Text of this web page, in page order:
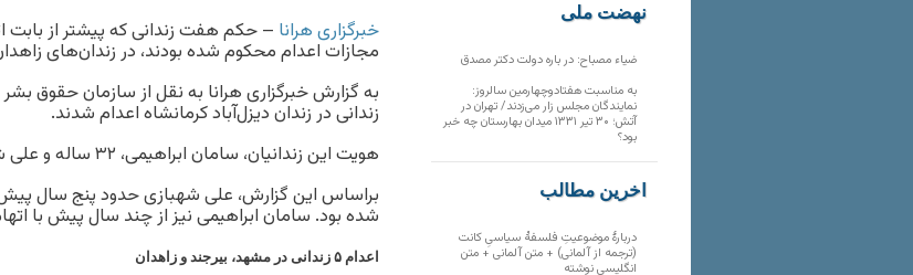
خبرگزاری هرانا – حکم هفت زندانی که پیشتر از بابت
مجازات اعدام محکوم شده بودند، در زندان‌های
زندانی در زندان دیزل‌آباد کرمانشاه اعدام شدند.
هویت این زندانیان، سامان ابراهیمی، ۳۲ ساله و علی شهبازی، ۲۷ ساله گزارش شده است.
براساس این گزارش، علی شهبازی حدود پنج سال
شده بود. سامان ابراهیمی نیز از چند سال پیش با
اعدام ۵ زندانی در مشهد، بیرجند و زاهدان
نهضت ملی
ضیاء مصباح: در باره دولت دکتر مصدق
به مناسبت هفتادوچهارمین سالروز:
نمایندگان مجلس زار می‌زدند/ تهران در
آتش؛ ۳۰ تیر ۱۳۳۱ میدان بهارستان چه خبر
بود؟
آخرین مطالب
دربارهٔ موضوعیتِ فلسفهٔ سیاسیِ کانت
(ترجمه از آلمانی) + متن آلمانی + متن
انگلیسی نوشته